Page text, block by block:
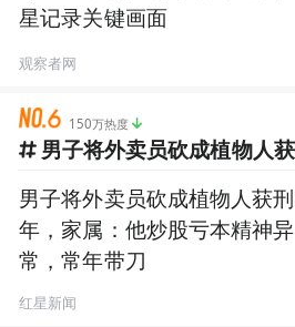
星记录关键画面
观察者网
150万热度
男子将外卖员砍成植物人
男子将外卖员砍成植物人获
年，家属：他炒股亏本精神异
常，常年带刀
红星新闻